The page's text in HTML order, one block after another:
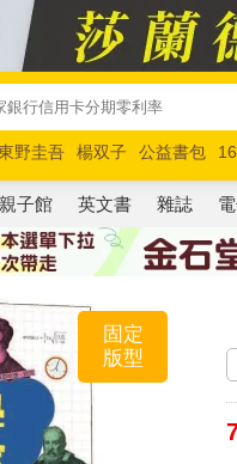
野圭吾 楊双子 公益書包
賽 路邊攤新作 馬斯克 玩
親子館 英文書 雜誌
固定
版型